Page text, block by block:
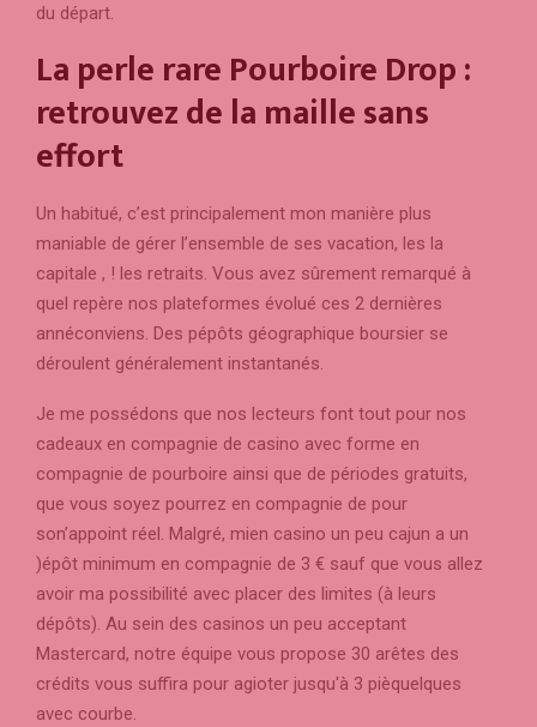
du départ.
La perle rare Pourboire Drop :
retrouvez de la maille sans
effort
Un habitué, c’est principalement mon manière plus
maniable de gérer l’ensemble de ses vacation, les la
capitale , ! les retraits. Vous avez sûrement remarqué à
quel repère nos plateformes évolué ces 2 dernières
annéconviens. Des pépôts géographique boursier se
déroulent généralement instantanés.
Je me possédons que nos lecteurs font tout pour nos
cadeaux en compagnie de casino avec forme en
compagnie de pourboire ainsi que de périodes gratuits,
que vous soyez pourrez en compagnie de pour
son’appoint réel. Malgré, mien casino un peu cajun a un
)épôt minimum en compagnie de 3 € sauf que vous allez
avoir ma possibilité avec placer des limites (à leurs
dépôts). Au sein des casinos un peu acceptant
Mastercard, notre équipe vous propose 30 arêtes des
crédits vous suffira pour agioter jusqu'à 3 pièquelques
avec courbe.